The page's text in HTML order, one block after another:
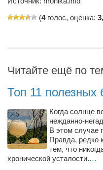
Сергей Коноз
Денис Федченко
Звукорежиссёры
Alfom Studio
Guitarproduction
Писатели
(4голос, оценка:
Читайте ещё по
Топ 11 полезных
Когда солнце
нежданно-
В этом случае
Правда, редко
тем, что
хронической усталости.…